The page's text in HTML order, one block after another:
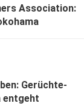
Association:
Gerüchte-
entgeht